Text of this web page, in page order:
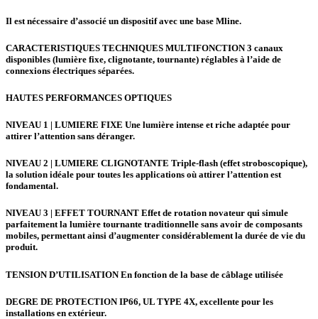
Il est nécessaire d’associé un dispositif avec une base Mline.
CARACTERISTIQUES TECHNIQUES MULTIFONCTION3 canaux
disponibles (lumière fixe, clignotante, tournante) réglables à l’aide de
connexions électriques séparées.
HAUTES PERFORMANCES OPTIQUES
NIVEAU 1 | LUMIERE FIXE Une lumière intense et riche adaptée pour
attirer l’attention sans déranger.
NIVEAU 2 | LUMIERE CLIGNOTANTE Triple-flash (effet stroboscopique),
la solution idéale pour toutes les applications où attirer l’attention est
fondamental.
NIVEAU 3 | EFFET TOURNANT Effet de rotation novateur qui simule
parfaitement la lumière tournante traditionnelle sans avoir de composants
mobiles, permettant ainsi d’augmenter considérablement la durée de vie du
produit.
TENSION D’UTILISATIONEn fonction de la base de câblage utilisée
DEGRE DE PROTECTIONIP66, UL TYPE 4X, excellente pour les
installations en extérieur.